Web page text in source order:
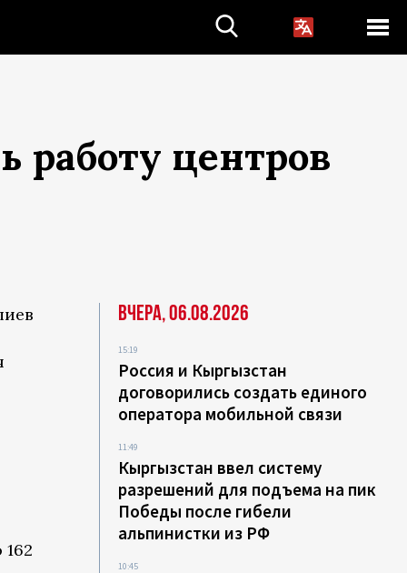
центров
Вчера, 06.08.2026
15:19
Россия и Кыргызстан
договорились создать единого
оператора мобильной связи
11:49
Кыргызстан ввел систему
разрешений для подъема на пик
Победы после гибели
альпинистки из РФ
10:45